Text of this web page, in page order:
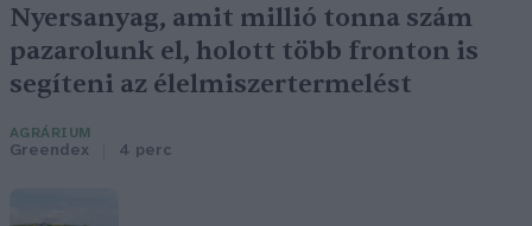
Nyersanyag, amit millió tonna szám
pazarolunk el, holott több fronton is
segíteni az élelmiszertermelést
AGRÁRIUM
Greendex 4 perc